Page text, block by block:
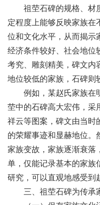
祖茔石碑的规格、材
定程度上能够反映家族在
位和文化水平，从而揭示
经济条件较好、社会地位
考究、雕刻精美，碑文内
地位较低的家族，石碑则
例如，某赵氏家族在明
茔中的石碑高大宏伟，采
祥云等图案，碑文由当时
的荣耀事迹和显赫地位。
家族变故，家族逐渐衰落
单，仅能记录基本的家族
研究，可以直观地感受到
三、祖茔石碑为传承